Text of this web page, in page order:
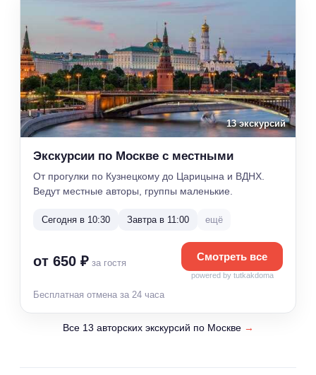
13 экскурсий
Экскурсии по Москве с местными
От прогулки по Кузнецкому до Царицына и ВДНХ.
Ведут местные авторы, группы маленькие.
Сегодня в 10:30 Завтра в 11:00 ещё
от 650 ₽ за гостя
Смотреть все
powered by tutkakdoma
Бесплатная отмена за 24 часа
Все 13 авторских экскурсий по Москве →